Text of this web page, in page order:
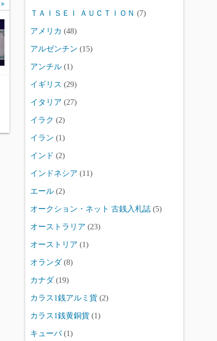
ＴＡＩＳＥＩ ＡＵＣＴＩＯＮ (7)
アメリカ (48)
アルゼンチン (15)
アンチル (1)
イギリス (29)
イタリア (27)
イラク (2)
イラン (1)
インド (2)
インドネシア (11)
エール (2)
オークション・ネット 古銭入札誌 (5)
オーストラリア (23)
オーストリア (1)
オランダ(8)
カナダ(19)
カラス1銭アルミ貨 (2)
カラス1銭黄銅貨 (1)
キューバ(1)